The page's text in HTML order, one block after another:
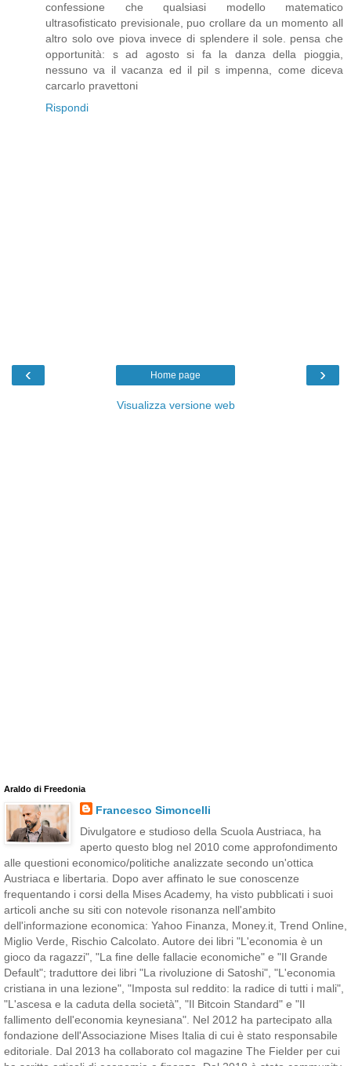
confessione che qualsiasi modello matematico
ultrasofisticato previsionale, puo crollare da un momento all
altro solo ove piova invece di splendere il sole. pensa che
opportunità: s ad agosto si fa la danza della pioggia,
nessuno va il vacanza ed il pil s impenna, come diceva
carcarlo pravettoni
Rispondi
‹ ›
Home page
Visualizza versione web
Araldo di Freedonia
Francesco Simoncelli
Divulgatore e studioso della Scuola Austriaca, ha
aperto questo blog nel 2010 come approfondimento
alle questioni economico/politiche analizzate secondo un'ottica
Austriaca e libertaria. Dopo aver affinato le sue conoscenze
frequentando i corsi della Mises Academy, ha visto pubblicati i suoi
articoli anche su siti con notevole risonanza nell'ambito
dell'informazione economica: Yahoo Finanza, Money.it, Trend Online,
Miglio Verde, Rischio Calcolato. Autore dei libri "L'economia è un
gioco da ragazzi", "La fine delle fallacie economiche" e "Il Grande
Default"; traduttore dei libri "La rivoluzione di Satoshi", "L'economia
cristiana in una lezione", "Imposta sul reddito: la radice di tutti i mali",
"L'ascesa e la caduta della società", "Il Bitcoin Standard" e "Il
fallimento dell'economia keynesiana". Nel 2012 ha partecipato alla
fondazione dell'Associazione Mises Italia di cui è stato responsabile
editoriale. Dal 2013 ha collaborato col magazine The Fielder per cui